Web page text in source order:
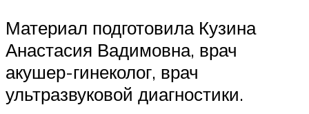
Материал подготовила Кузина
Анастасия Вадимовна, врач
акушер-гинеколог, врач
ультразвуковой диагностики.